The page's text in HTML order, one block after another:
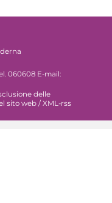
060608 E-mail:
delle
sito web /XML-rss